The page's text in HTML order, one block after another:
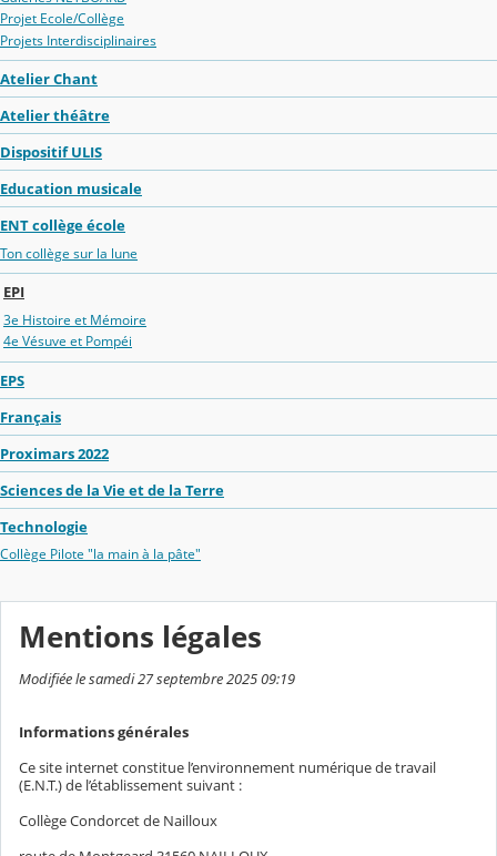
Projet Ecole/Collège
Projets Interdisciplinaires
Atelier Chant
Atelier théâtre
Dispositif ULIS
Education musicale
ENT collège école
Ton collège sur la lune
EPI
3e Histoire et Mémoire
4e Vésuve et Pompéi
EPS
Français
Proximars 2022
Sciences de la Vie et de la Terre
Technologie
Collège Pilote "la main à la pâte"
Mentions légales
Modifiée le samedi 27 septembre 2025 09:19
Informations générales
Ce site internet constitue l’environnement numérique de travail
(E.N.T.) de l’établissement suivant :
Collège Condorcet de Nailloux